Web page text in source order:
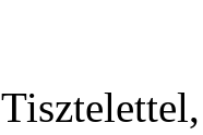
Tisztelettel,